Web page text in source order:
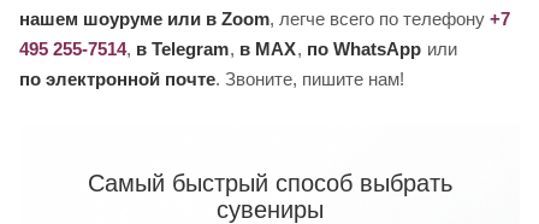
нашем шоуруме или в Zoom, легче всего по телефону +7
495 255-7514, в Telegram, в MAX, по WhatsApp или
по электронной почте. Звоните, пишите нам!
Самый быстрый способ выбрать
сувениры